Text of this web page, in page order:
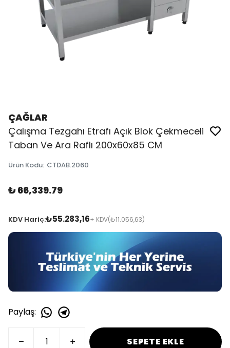
ÇAĞLAR
Çalışma Tezgahı Etrafı Açık Blok Çekmeceli
Taban Ve Ara Raflı 200x60x85 CM
Ürün Kodu: CTDAB.2060
₺ 66,339.79
KDV Hariç:₺55.283,16+ KDV(₺11.056,63)
Paylaş:
SEPETE EKLE